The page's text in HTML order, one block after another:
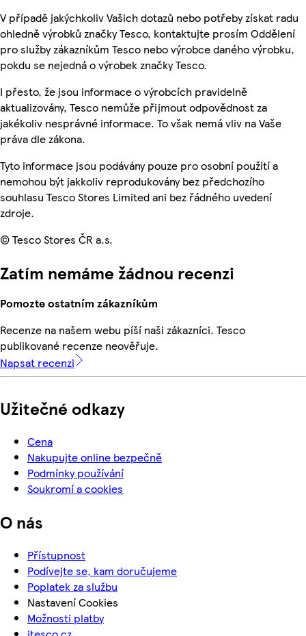
V případě jakýchkoliv Vašich dotazů nebo potřeby získat radu
ohledně výrobků značky Tesco, kontaktujte prosím Oddělení
pro služby zákazníkům Tesco nebo výrobce daného výrobku,
pokdu se nejedná o výrobek značky Tesco.
I přesto, že jsou informace o výrobcích pravidelně
aktualizovány, Tesco nemůže přijmout odpovědnost za
jakékoliv nesprávné informace. To však nemá vliv na Vaše
práva dle zákona.
Tyto informace jsou podávány pouze pro osobní použití a
nemohou být jakkoliv reprodukovány bez předchozího
souhlasu Tesco Stores Limited ani bez řádného uvedení
zdroje.
© Tesco Stores ČR a.s.
Zatím nemáme žádnou recenzi
Pomozte ostatním zákazníkům
Recenze na našem webu píší naši zákazníci. Tesco
publikované recenze neověřuje.
Napsat recenzi
Užitečné odkazy
Cena
Nakupujte online bezpečně
Podmínky používání
Soukromí a cookies
O nás
Přístupnost
Podívejte se, kam doručujeme
Poplatek za službu
Nastavení Cookies
Možnosti platby